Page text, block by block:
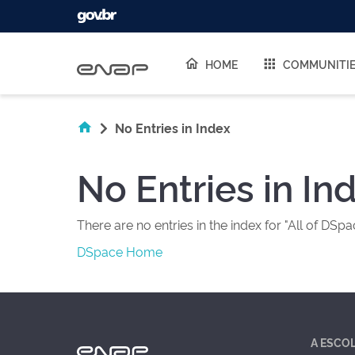
HOME
No Entries in Index
No Entries in
There are no entries in the index for "All of
DSpace Home
A